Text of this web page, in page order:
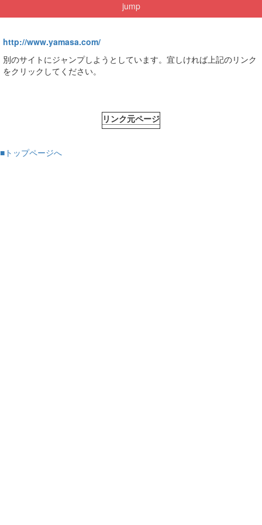
jump
http://www.yamasa.com/
別のサイトにジャンプしようとしています。宜しければ上記のリンク
をクリックしてください。
リンク元ページ
■トップページへ